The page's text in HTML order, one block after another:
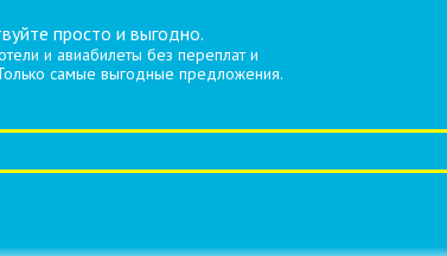
просто и выгодно.
и авиабилеты без переплат и
самые выгодные предложения.